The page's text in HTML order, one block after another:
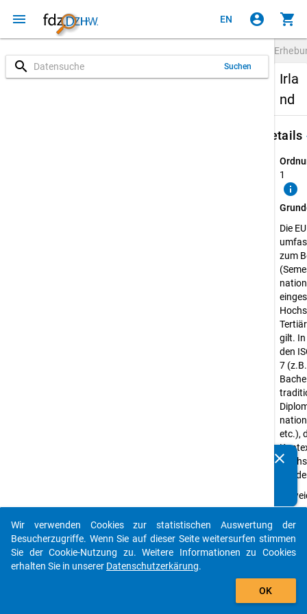
menu EN account_circle shopping_cart
search Suchen
Irla
nd
Details
1
info
Die
zum
gilt. In
den
7
etc.),
gibt
keine
clear
auto_stories
add_shopping_cart
Wir verwenden Cookies zur statistischen Auswertung der
Besucherzugriffe. Wenn Sie auf dieser Seite weitersurfen stimmen
Sie der Cookie-Nutzung zu. Weitere Informationen zu Cookies
erhalten Sie in unserer Datenschutzerkärung.
OK